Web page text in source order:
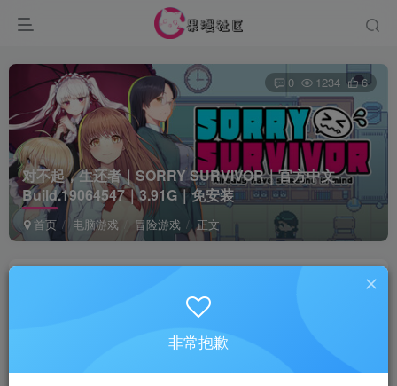
对不起，生还者｜SORRY SURVIVOR｜官方中文-
Build.19064547｜3.91G｜免安装
首页 电脑游戏 冒险游戏 正文
0 1234 6
关注
对不起，生还者｜SORRY SURVIVOR｜官方中文-Build.19064547｜3.91G｜免安装
非常抱歉